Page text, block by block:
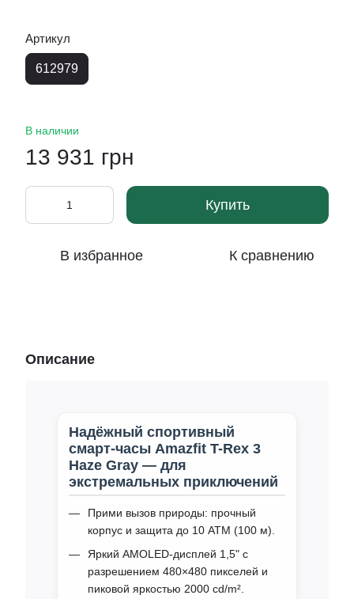
Артикул
612979
В наличии
13 931 грн
Купить
В избранное К сравнению
Описание
Надёжный спортивный
смарт‑часы Amazfit T-Rex 3
Haze Gray — для
экстремальных приключений
Прими вызов природы: прочный
корпус и защита до 10 ATM (100 м).
Яркий AMOLED‑дисплей 1,5" с
разрешением 480×480 пикселей и
пиковой яркостью 2000 cd/m².